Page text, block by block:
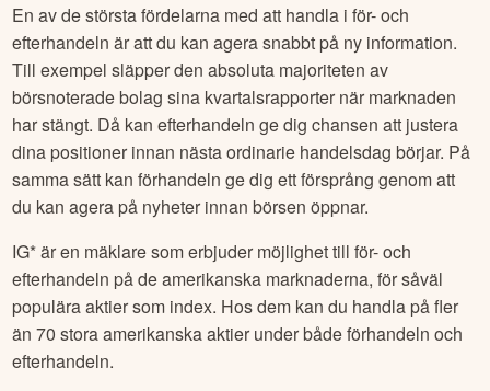
En av de största fördelarna med att handla i för- och
efterhandeln är att du kan agera snabbt på ny information.
Till exempel släpper den absoluta majoriteten av
börsnoterade bolag sina kvartalsrapporter när marknaden
har stängt. Då kan efterhandeln ge dig chansen att justera
dina positioner innan nästa ordinarie handelsdag börjar. På
samma sätt kan förhandeln ge dig ett försprång genom att
du kan agera på nyheter innan börsen öppnar.
IG* är en mäklare som erbjuder möjlighet till för- och
efterhandeln på de amerikanska marknaderna, för såväl
populära aktier som index. Hos dem kan du handla på fler
än 70 stora amerikanska aktier under både förhandeln och
efterhandeln.